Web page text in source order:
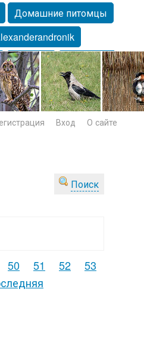
Домашние питомцы
Портрет
Домашние
Утка Самара
Лебеди
Вход О сайте
Поиск
50 51 52
53